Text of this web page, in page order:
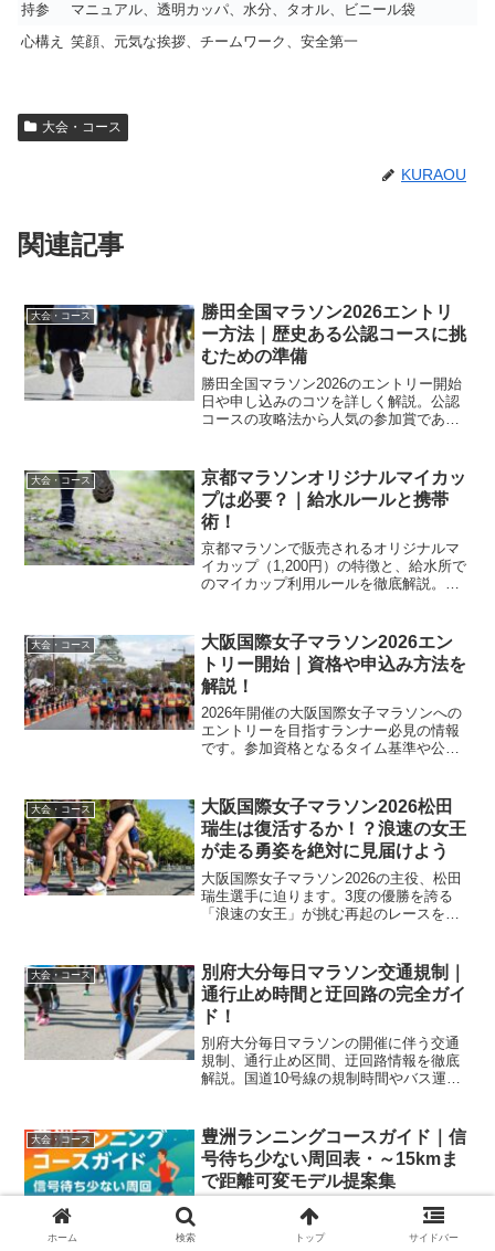
持参
マニュアル、透明カッパ、水分、タオル、ビニール袋
心構え
笑顔、元気な挨拶、チームワーク、安全第一
大会・コース
KURAOU
関連記事
大会・コース
勝田全国マラソン2026エントリ
ー方法｜歴史ある公認コースに挑
むための準備
勝田全国マラソン2026のエントリー開始
日や申し込みのコツを詳しく解説。公認
コースの攻略法から人気の参加賞である
いランナー必見の情報をお届けします。
宿泊予約のタイミングや当日の寒さ対策
など、完走に必要な準備をまとめまし
た。
大会・コース
京都マラソンオリジナルマイカッ
プは必要？｜給水ルールと携帯
術！
京都マラソンで販売されるオリジナルマ
イカップ（1,200円）の特徴と、給水所で
のマイカップ利用ルールを徹底解説。紙
ます。
大会・コース
大阪国際女子マラソン2026エン
トリー開始｜資格や申込み方法を
解説！
2026年開催の大阪国際女子マラソンへの
エントリーを目指すランナー必見の情報
です。参加資格となるタイム基準や公認
競う冬の大阪を走り抜けるための準備
と、完走後の身体を支える赤身肉の栄養
についても詳しく紹介します。
大会・コース
大阪国際女子マラソン2026松田
瑞生は復活するか！？浪速の女王
が走る勇姿を絶対に見届けよう
大阪国際女子マラソン2026の主役、松田
瑞生選手に迫ります。3度の優勝を誇る
「浪速の女王」が挑む再起のレースを徹
た。彼女の力強い走りと勝負のポイント
を知れば、大会当日がさらに楽しみにな
ること間違いなしです！
大会・コース
別府大分毎日マラソン交通規制｜
通行止め時間と迂回路の完全ガイ
ド！
別府大分毎日マラソンの開催に伴う交通
規制、通行止め区間、迂回路情報を徹底
解説。国道10号線の規制時間やバス運
おくべき情報を網羅しました。
大会・コース
豊洲ランニングコースガイド｜信
号待ち少ない周回表・～15kmま
で距離可変モデル提案集
豊洲ランニングコース海沿いの景観と橋
のアップダウンを活かした実用ルート
を、距離別モデルや混雑回避、シャワ
ホーム 検索 トップ サイドバー